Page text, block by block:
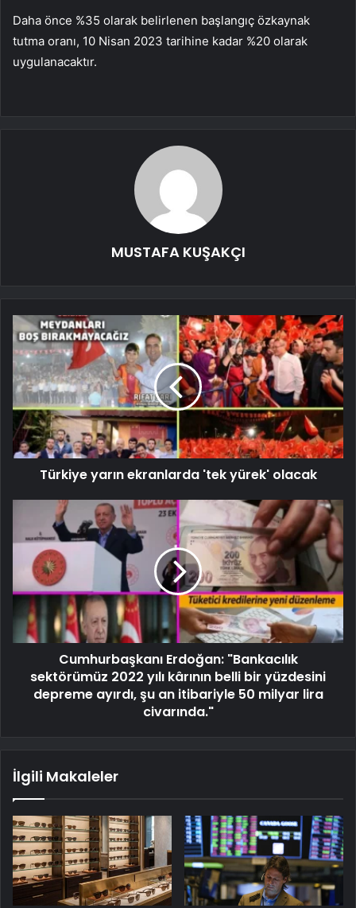
Daha önce %35 olarak belirlenen başlangıç ​​özkaynak
tutma oranı, 10 Nisan 2023 tarihine kadar %20 olarak
uygulanacaktır.
MUSTAFA KUŞAKÇI
Türkiye yarın ekranlarda 'tek yürek' olacak
Cumhurbaşkanı Erdoğan: "Bankacılık
sektörümüz 2022 yılı kârının belli bir yüzdesini
depreme ayırdı, şu an itibariyle 50 milyar lira
civarında."
İlgili Makaleler